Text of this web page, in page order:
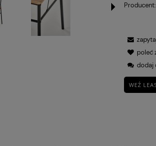
Producent:
poleć
dodaj
WEŹ